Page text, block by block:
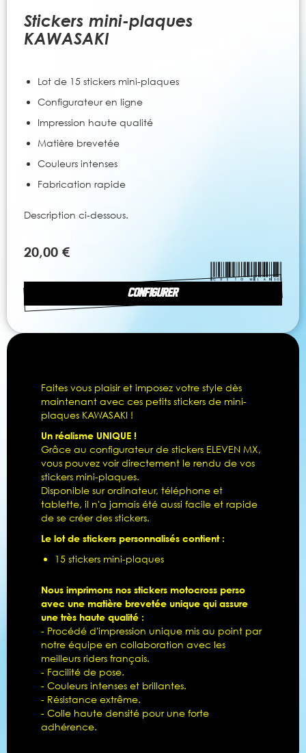
Stickers mini-plaques
KAWASAKI
Lot de 15 stickers mini-plaques
Configurateur en ligne
Impression haute qualité
Matière brevetée
Couleurs intenses
Fabrication rapide
Description ci-dessous.
CONFIGURER
20,00 €
beginning
gallery
Faites vous plaisir et imposez votre style dès
maintenant avec ces petits stickers de mini-
plaques KAWASAKI !
Un réalisme UNIQUE !
Grâce au configurateur de stickers ELEVEN MX,
vous pouvez voir directement le rendu de vos
stickers mini-plaques.
Disponible sur ordinateur, téléphone et
tablette, il n'a jamais été aussi facile et rapide
de se créer des stickers.
Le lot de stickers personnalisés contient :
15 stickers mini-plaques
Nous imprimons nos stickers motocross perso
avec une matière brevetée unique qui assure
une très haute qualité :
- Procédé d'impression unique mis au point par
notre équipe en collaboration avec les
meilleurs riders français.
- Facilité de pose.
- Couleurs intenses et brillantes.
- Résistance extrême.
- Colle haute densité pour une forte
adhérence.